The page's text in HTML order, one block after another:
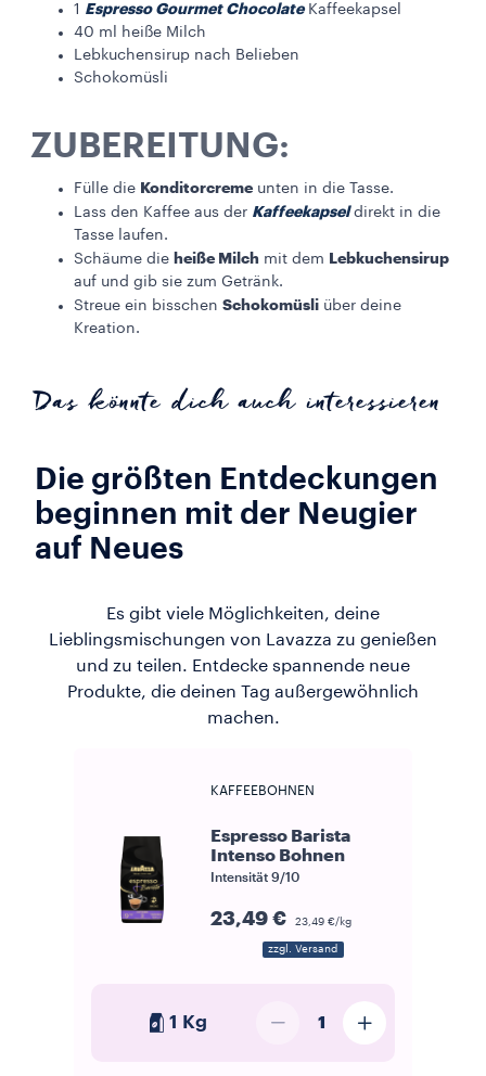
1 Espresso Gourmet ChocolateKaffeekapsel
40 ml heiße Milch
Lebkuchensirup nach Belieben
Schokomüsli
ZUBEREITUNG:
Fülle die Konditorcreme unten in die Tasse.
Lass den Kaffee aus der Kaffeekapseldirekt in die
Tasse laufen.
Schäume die heiße Milch mit dem
Lebkuchensirup
auf und gib sie zum Getränk.
Streue ein bisschen Schokomüsli über deine
Kreation.
Das könnte dich auch interessieren
Die größten Entdeckungen
beginnen mit der Neugier
auf Neues
Es gibt viele Möglichkeiten, deine
Lieblingsmischungen von Lavazza zu genießen
und zu teilen. Entdecke spannende neue
Produkte, die deinen Tag außergewöhnlich
machen.
KAFFEEBOHNEN
Espresso Barista
Intenso Bohnen
Intensität 9/10
23,49 € 23,49 €/kg
zzgl. Versand
1 Kg 1